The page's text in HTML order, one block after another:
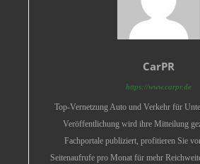
CarPR
https://www.carpr.de
Top-Vernetzung Auto und Verkehr für
Veröffentlichung wird ihre Mitteilung
Fachportale publiziert, profitieren Sie
Seitenaufrufe pro Monat für mehr